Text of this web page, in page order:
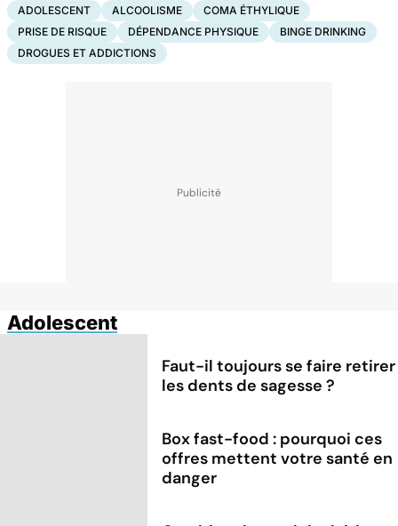
ADOLESCENT ALCOOLISME
COMA ÉTHYLIQUE
PRISE DE RISQUE
DÉPENDANCE PHYSIQUE
BINGE DRINKING
DROGUES ET ADDICTIONS
Adolescent
Faut-il toujours se faire retirer
les dents de sagesse ?
Box fast-food : pourquoi ces
offres mettent votre santé en
danger